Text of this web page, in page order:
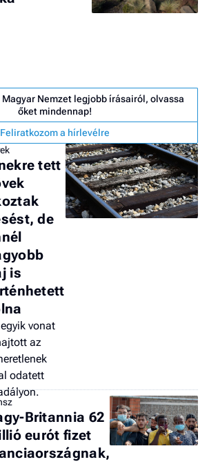
Magyar Nemzet legjobb írásairól, olvassa
őket mindennap!
Feliratkozom a hírlevélre
tett
de
is
vonat
az
odatett
Britannia 62
eurót fizet